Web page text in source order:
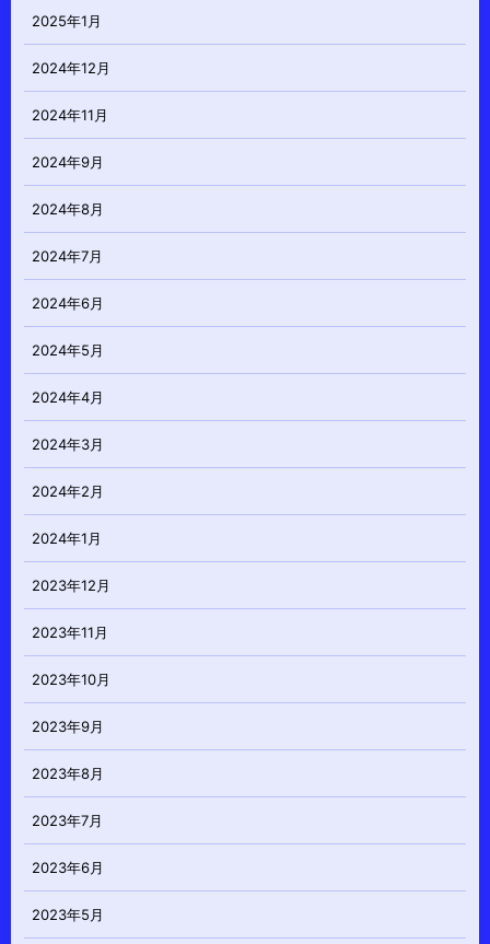
2025年1月
2024年12月
2024年11月
2024年9月
2024年8月
2024年7月
2024年6月
2024年5月
2024年4月
2024年3月
2024年2月
2024年1月
2023年12月
2023年11月
2023年10月
2023年9月
2023年8月
2023年7月
2023年6月
2023年5月